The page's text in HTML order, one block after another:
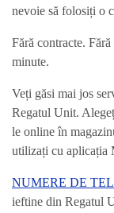
nevoie să folosiți o
Fără contracte.
minute.
Veți găsi mai jos
Regatul Unit.
le online în
utilizați cu aplicația
NUMERE DE
ieftine din Regatul